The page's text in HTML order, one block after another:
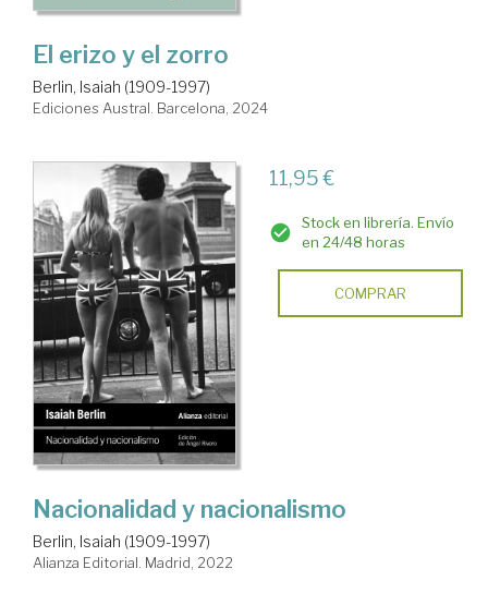
El erizo y el zorro
Berlin, Isaiah (1909-1997)
Ediciones Austral. Barcelona, 2024
11,95 €
Stock en librería. Envío
en 24/48 horas
COMPRAR
Nacionalidad y nacionalismo
Berlin, Isaiah (1909-1997)
Alianza Editorial. Madrid, 2022